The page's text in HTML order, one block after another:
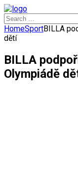
Search
for:
HomeSportBILLA
dětí
BILLA
Olympiádě